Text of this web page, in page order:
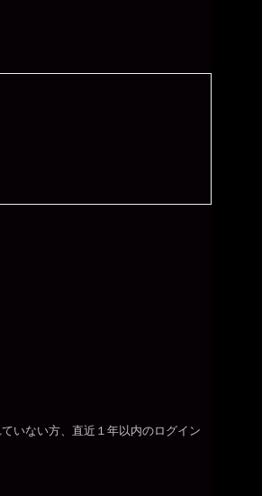
いない方、直近１年以内のログイン